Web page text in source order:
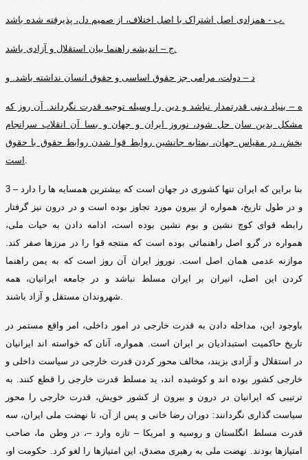
ب - همزادی اصل اشتراک با اصل اختلاف، از صمیم دل، پذیرفته شده باشد
ج – اندیشه راهنما بیان استقلال و آزادی باشد
د – دولت، مرامی جز حقوق اساسی و حقوق انسان نداشته باشد و
ه – بنیاد دینی قدرتمدار نباشد و دین را وسیله توجیه قدرت نگرداند
آن روز که
مشکل بدین سان حل شود، نوروز ایران و جهان و بسا آن انقلاب سرانجام
بخش، در مقیاس جهان، بمثابه جانشین روابط قوا شدن روابط حقوق با حقوق
است
3 – بنا براین که ایران تنها کشوری در جهان است که بیشترین همسایه ها را دارد
و در طول تاریخ، همواره از بیرون مورد تجاوز بوده است و در درون نیز گرفتار
رابطه قوای کوچ نشین و بوم نشین بوده است، ادامه دادن به حیات ملی،
همواره در گرو اصل راهنمائی بوده است که منتجه قوا را در مرزها صفر کند
موازنه عدمی همان اصل است. نوروز ایران آن روز است که به یمن راهنما
کردن این اصل، انیران بر ایران مسلط نباشد و در جامعه ایرانیان، همه
شهروندان مستقل و آزاد باشند
باوجود این، مداخله دادن به قدرت خارجی در امور داخلی، امر واقع مستمر در
تاریخ حاکمیت استبدادیان بر ایران است
همواره، آنان که خواسته اند ایرانیان
در استقلال و آزادی بزیند، مخالف محور کردن قدرت خارجی در سیاست داخلی و
خارجی کشور بوده اند و کوشیده اند، ید مسلط قدرت خارجی را قطع کنند
به
ترتیبی که ایرانیان در درون و بیرون از کشور خویش، قدرت خارجی را محور
سیاست گذاری نگردانند : دوران رضا خانی و پس از آن، تا نهضت ملی ایران، سه
قدرت مسلط انگلستان و روسیه و امریکا – تازه وارد –، در وطن ما، صاحب
امتیازها بودند
نهضت ملی به رهبری مصدق، این امتیازها را لغو کرد
حکومت او،